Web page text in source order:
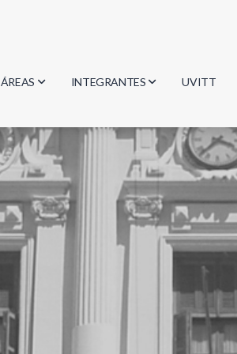
ÁREAS
Biología
Física
Informática
Matemática
INTEGRANTES
Investigadores
Estudiantes
Egresados
UVITT